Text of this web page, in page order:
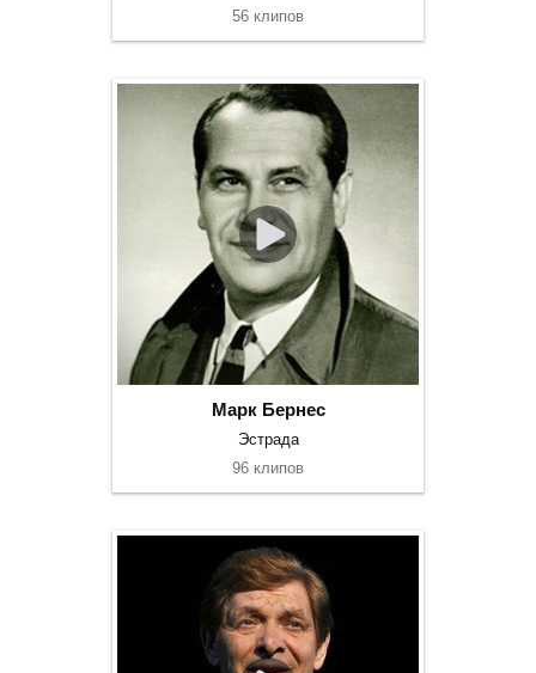
56 клипов
Марк Бернес
Эстрада
96 клипов